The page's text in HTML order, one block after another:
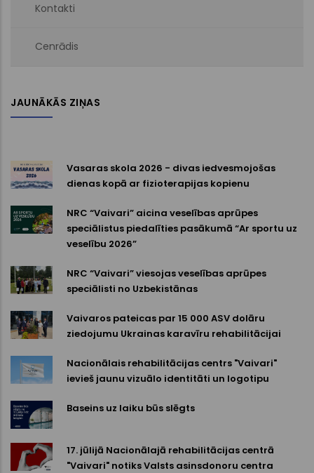
Kontakti
Cenrādis
JAUNĀKĀS ZIŅAS
Vasaras skola 2026 - divas iedvesmojošas
dienas kopā ar fizioterapijas kopienu
NRC “Vaivari” aicina veselības aprūpes
speciālistus piedalīties pasākumā “Ar sportu uz
veselību 2026”
NRC “Vaivari” viesojas veselības aprūpes
speciālisti no Uzbekistānas
Vaivaros pateicas par 15 000 ASV dolāru
ziedojumu Ukrainas karavīru rehabilitācijai
Nacionālais rehabilitācijas centrs "Vaivari"
ievieš jaunu vizuālo identitāti un logotipu
Baseins uz laiku būs slēgts
17. jūlijā Nacionālajā rehabilitācijas centrā
"Vaivari" notiks Valsts asinsdonoru centra